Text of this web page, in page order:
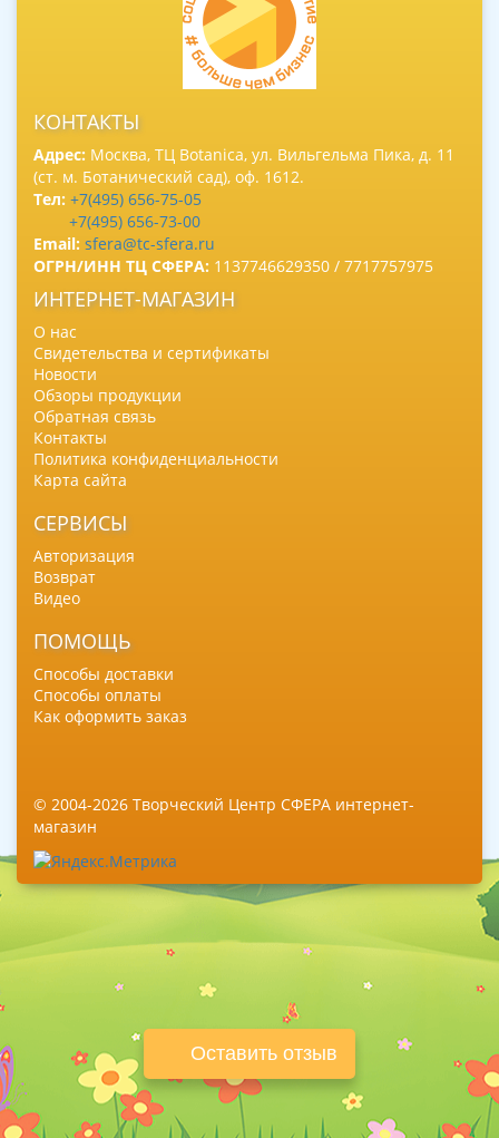
Оставить отзыв
КОНТАКТЫ
Адрес: Москва, ТЦ Botanica, ул. Вильгельма Пика, д. 11
(ст. м. Ботанический сад), оф. 1612.
Тел: +7(495) 656-75-05
+7(495) 656-73-00
Email: sfera@tc-sfera.ru
ОГРН/ИНН ТЦ СФЕРА: 1137746629350 / 7717757975
ИНТЕРНЕТ-МАГАЗИН
О нас
Свидетельства и сертификаты
Новости
Обзоры продукции
Обратная связь
Контакты
Политика конфиденциальности
Карта сайта
СЕРВИСЫ
Авторизация
Возврат
Видео
ПОМОЩЬ
Способы доставки
Способы оплаты
Как оформить заказ
© 2004-2026 Творческий Центр СФЕРА интернет-
магазин